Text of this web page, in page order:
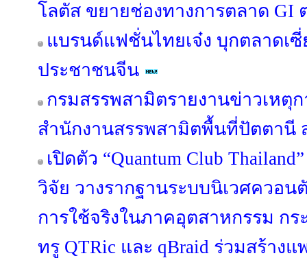
โลตัส ขยายช่องทางการตลาด GI
แบรนด์แฟชั่นไทยเจ๋ง บุกตลาดเ
ประชาชนจีน
กรมสรรพสามิตรายงานข่าวเหตุ
สำนักงานสรรพสามิตพื้นที่ปัตตานี
เปิดตัว “Quantum Club
วิจัย วางรากฐานระบบนิเวศควอน
การใช้จริงในภาคอุตสาหกรรม กร
ทรู QTRic และ qBraid ร่วมสร้าง